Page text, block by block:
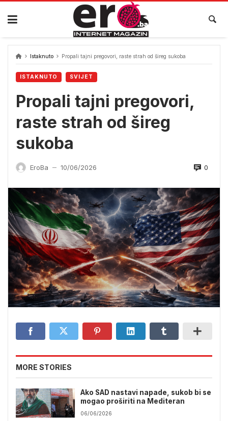
Skip
content
Istaknuto Propali tajni pregovori, raste strah od šireg sukoba
ISTAKNUTO SVIJET
Propali tajni pregovori,
raste strah od šireg
sukoba
EroBa — 10/06/2026 0
MORE STORIES
Ako SAD nastavi napade, sukob bi se
mogao proširiti na Mediteran
06/06/2026